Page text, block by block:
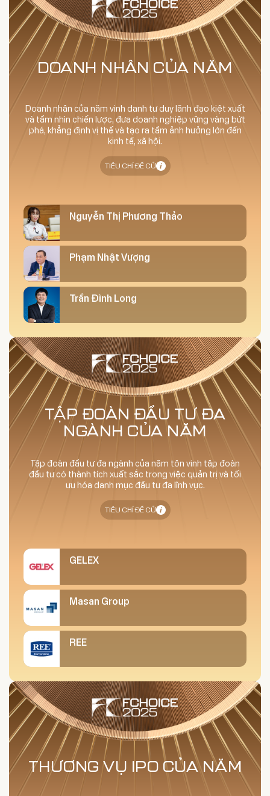
DOANH NHÂN CỦA NĂM
Doanh nhân của năm vinh danh tư duy lãnh đạo kiệt xuất
và tầm nhìn chiến lược, đưa doanh nghiệp vững vàng bứt
phá, khẳng định vị thế và tạo ra tầm ảnh hưởng lớn đến
kinh tế, xã hội.
TIÊU CHÍ ĐỀ CỬ
Nguyễn Thị Phương Thảo
Phạm Nhật Vượng
Trần Đình Long
TẬP ĐOÀN ĐẦU TƯ ĐA
NGÀNH CỦA NĂM
Tập đoàn đầu tư đa ngành của năm tôn vinh tập đoàn
đầu tư có thành tích xuất sắc trong việc quản trị và tối
ưu hóa danh mục đầu tư đa lĩnh vực.
TIÊU CHÍ ĐỀ CỬ
GELEX
Masan Group
REE
THƯƠNG VỤ IPO CỦA NĂM